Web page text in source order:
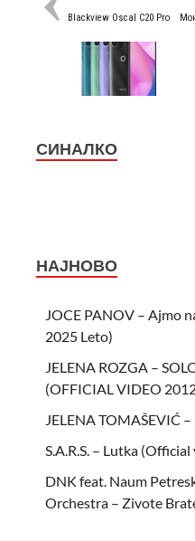
СИНАЛКО
НАЈНОВО
JOCE PANOV – Ajmo
2025 Leto)
JELENA ROZGA –
(OFFICIAL VIDEO
JELENA TOMAŠEVIĆ
S.A.R.S. – Lutka (Official
DNK feat. Naum
Orchestra – Zivote